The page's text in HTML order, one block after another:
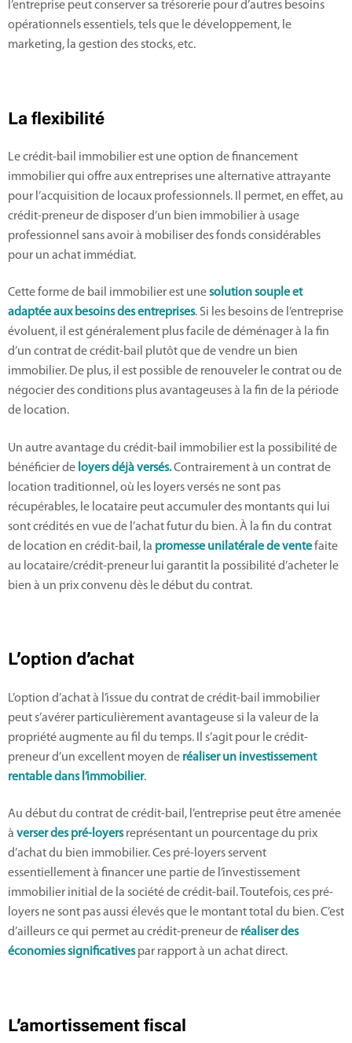
l’entreprise peut conserver sa trésorerie pour d’autres besoins
opérationnels essentiels, tels que le développement, le
marketing, la gestion des stocks, etc.
La flexibilité
Le crédit-bail immobilier est une option de financement
immobilier qui offre aux entreprises une alternative attrayante
pour l’acquisition de locaux professionnels. Il permet, en effet, au
crédit-preneur de disposer d’un bien immobilier à usage
professionnel sans avoir à mobiliser des fonds considérables
pour un achat immédiat.
Cette forme de bail immobilier est unesolution souple et
adaptée aux besoins des entreprises. Si les besoins de l’entreprise
évoluent, il est généralement plus facile de déménager à la fin
d’un contrat de crédit-bail plutôt que de vendre un bien
immobilier. De plus, il est possible de renouveler le contrat ou de
négocier des conditions plus avantageuses à la fin de la période
de location.
Un autre avantage du crédit-bail immobilier est la possibilité de
bénéficier de loyers déjà versés.Contrairement à un contrat de
location traditionnel, où les loyers versés ne sont pas
récupérables, le locataire peut accumuler des montants qui lui
sont crédités en vue de l’achat futur du bien. À la fin du contrat
de location en crédit-bail, la promesse unilatérale de ventefaite
au locataire/crédit-preneur lui garantit la possibilité d’acheter le
bien à un prix convenu dès le début du contrat.
L’option d’achat
L’option d’achat à l’issue du contrat de crédit-bail immobilier
peut s’avérer particulièrement avantageuse si la valeur de la
propriété augmente au fil du temps. Il s’agit pour le crédit-
preneur d’un excellent moyen de réaliser un investissement
rentable dans l’immobilier.
Au début du contrat de crédit-bail, l’entreprise peut être amenée
à verser des pré-loyersreprésentant un pourcentage du prix
d’achat du bien immobilier. Ces pré-loyers servent
essentiellement à financer une partie de l’investissement
immobilier initial de la société de crédit-bail. Toutefois, ces pré-
loyers ne sont pas aussi élevés que le montant total du bien. C’est
d’ailleurs ce qui permet au crédit-preneur de réaliser des
économies significativespar rapport à un achat direct.
L’amortissement fiscal